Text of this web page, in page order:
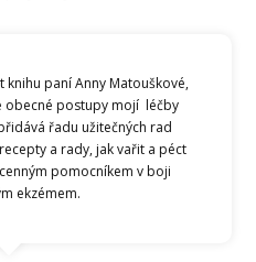
knihu paní Anny Matouškové,
obecné postupy mojí léčby
řadu užitečných rad
a rady, jak vařit a péct
pomocníkem v boji
ekzémem.